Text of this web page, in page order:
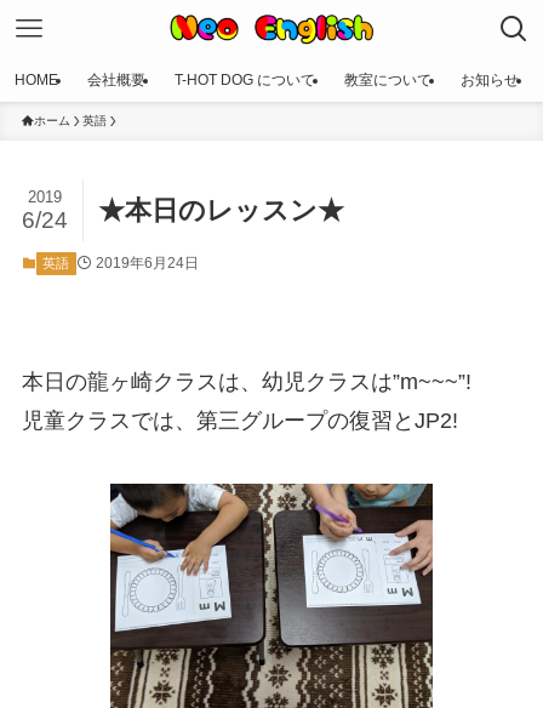
HOME 会社概要 T-HOT DOG について 教室について お知らせ
ホーム 英語
★本日のレッスン★
2019
6/24
英語 2019年6月24日
本日の龍ヶ崎クラスは、幼児クラスは”m~~~”!
児童クラスでは、第三グループの復習とJP2!